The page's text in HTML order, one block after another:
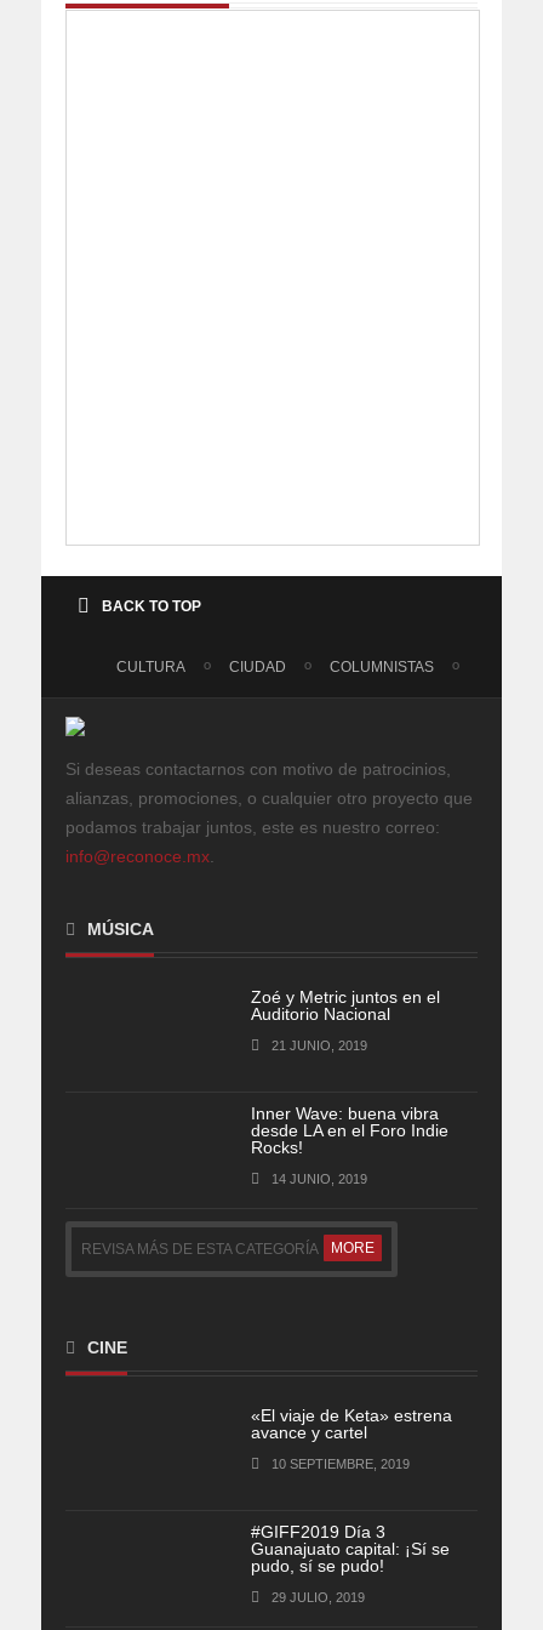
BACK TO TOP
CULTURA CIUDAD COLUMNISTAS
Si deseas contactarnos con motivo de patrocinios,
alianzas, promociones, o cualquier otro proyecto que
podamos trabajar juntos, este es nuestro correo:
info@reconoce.mx.
MÚSICA
Zoé y Metric juntos en el
Auditorio Nacional
21 JUNIO, 2019
Inner Wave: buena vibra
desde LA en el Foro Indie
Rocks!
14 JUNIO, 2019
REVISA MÁS DE ESTA CATEGORÍA MORE
CINE
«El viaje de Keta» estrena
avance y cartel
10 SEPTIEMBRE, 2019
#GIFF2019 Día 3
Guanajuato capital: ¡Sí se
pudo, sí se pudo!
29 JULIO, 2019